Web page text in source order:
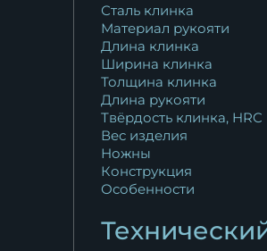
Сталь клинка
Материал рукояти
Длина клинка
Ширина клинка
Толщина клинка
Длина рукояти
Твёрдость клинка, HRC
Вес изделия
Ножны
Конструкция
Особенности